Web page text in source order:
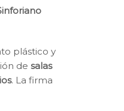
plástico y
de salas
. La firma